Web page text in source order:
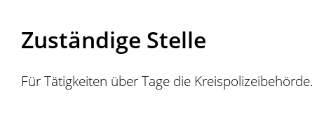
Zuständige Stelle
Für Tätigkeiten über Tage die Kreispolizeibehörde.